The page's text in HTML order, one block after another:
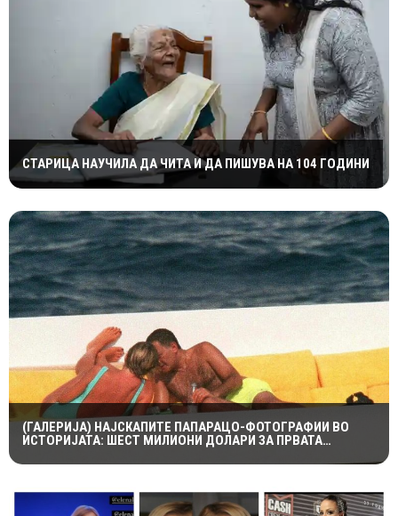
СТАРИЦА НАУЧИЛА ДА ЧИТА И ДА ПИШУВА НА 104 ГОДИНИ
(ГАЛЕРИЈА) НАЈСКАПИТЕ ПАПАРАЦО-ФОТОГРАФИИ ВО
ИСТОРИЈАТА: ШЕСТ МИЛИОНИ ДОЛАРИ ЗА ПРВАТА